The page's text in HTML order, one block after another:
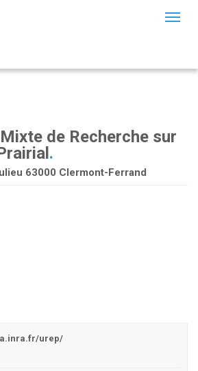
de Recherche sur
.
63000 Clermont-Ferrand
urep/